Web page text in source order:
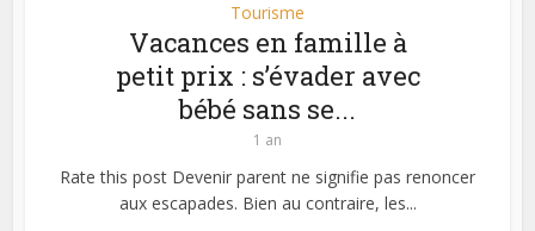
Tourisme
Vacances en famille à
petit prix : s’évader avec
bébé sans se...
1 an
Rate this post Devenir parent ne signifie pas renoncer
aux escapades. Bien au contraire, les...